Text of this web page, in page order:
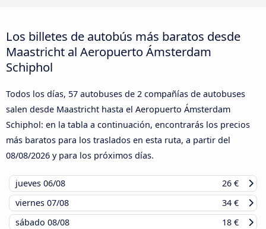
Los billetes de autobús más baratos desde
Maastricht al Aeropuerto Ámsterdam
Schiphol
Todos los días, 57 autobuses de 2 compañías de autobuses
salen desde Maastricht hasta el Aeropuerto Ámsterdam
Schiphol: en la tabla a continuación, encontrarás los precios
más baratos para los traslados en esta ruta, a partir del
08/08/2026 y para los próximos días.
jueves 06/08
26 €
viernes 07/08
34 €
sábado 08/08
18 €